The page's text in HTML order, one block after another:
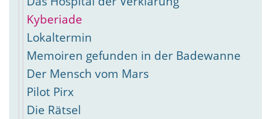
Kyberiade
Lokaltermin
Memoiren gefunden in der Badewanne
Der Mensch vom Mars
Pilot Pirx
Die Rätsel